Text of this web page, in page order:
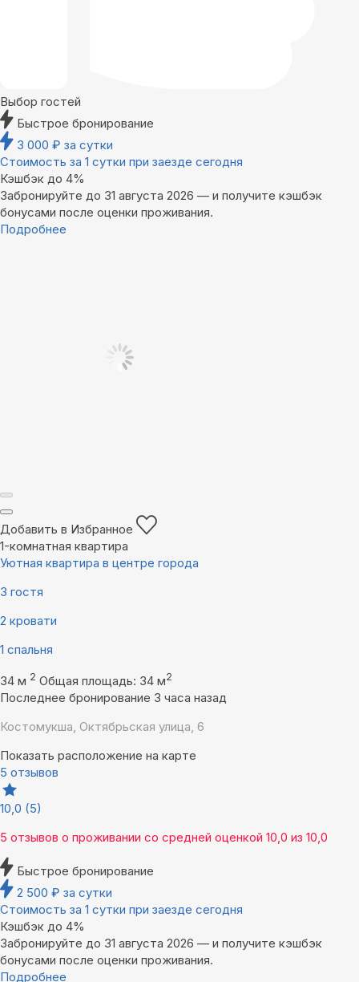
Выбор гостей
Быстрое бронирование
3 000 ₽ за сутки
Стоимость за 1 сутки при заезде сегодня
Кэшбэк до 4%
Забронируйте до 31 августа 2026 — и получите кэшбэк
бонусами после оценки проживания.
Подробнее
Добавить в Избранное
1-комнатная квартира
Уютная квартира в центре города
3 гостя
2 кровати
1 спальня
34 м 2 Общая площадь: 34 м2
Последнее бронирование 3 часа назад
Костомукша, Октябрьская улица, 6
Показать расположение на карте
5 отзывов
10,0 (5)
5 отзывов о проживании со средней оценкой 10,0 из 10,0
Быстрое бронирование
2 500 ₽ за сутки
Стоимость за 1 сутки при заезде сегодня
Кэшбэк до 4%
Забронируйте до 31 августа 2026 — и получите кэшбэк
бонусами после оценки проживания.
Подробнее